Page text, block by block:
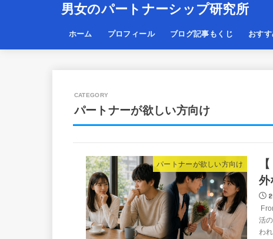
男女のパートナーシップ研究所
ホーム プロフィール ブログ記事もくじ おす
パートナーが欲しい方向け
パートナーが欲しい方向け
外
活
わ